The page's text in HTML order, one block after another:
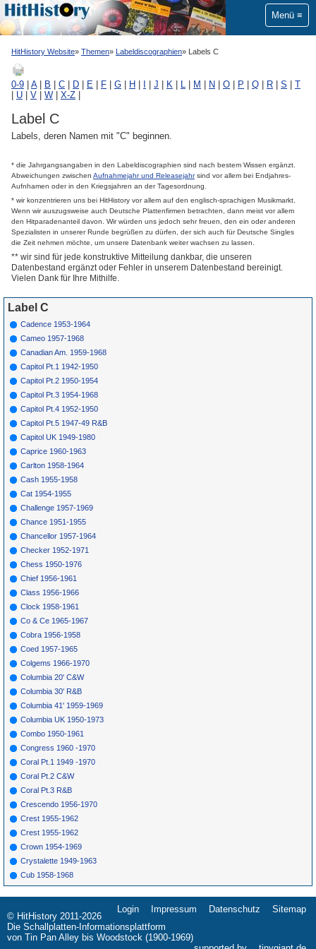
Menü
HitHistory Website Themen Labeldiscographien Labels C
0-9 A| B C D E F G H J K L M N O P Q R S
T
U V W X-Z
Label C
Labels, deren Namen mit "C" beginnen.
* die Jahrgangsangaben in den Labeldiscographien sind nach bestem Wissen ergänzt.
Abweichungen zwischen Aufnahmejahr und Releasejahrsind vor allem bei Endjahres-
Aufnhamen oder in den Kriegsjahren an der Tagesordnung.
* wir konzentrieren uns bei HitHistory vor allem auf den englisch-sprachigen Musikmarkt.
Wenn wir auszugsweise auch Deutsche Plattenfirmen betrachten, dann meist vor allem
den Hitparadenanteil davon. Wir würden uns jedoch sehr freuen, den ein oder anderen
Spezialisten in unserer Runde begrüßen zu dürfen, der sich auch für Deutsche Singles
die Zeit nehmen möchte, um unsere Datenbank weiter wachsen zu lassen.
** wir sind für jede konstruktive Mitteilung dankbar, die unseren
Datenbestand ergänzt oder Fehler in unserem Datenbestand bereinigt.
Vielen Dank für Ihre Mithilfe.
Label C
Cadence 1953-1964
Cameo 1957-1968
Canadian Am. 1959-1968
Capitol Pt.1 1942-1950
Capitol Pt.2 1950-1954
Capitol Pt.3 1954-1968
Capitol Pt.4 1952-1950
Capitol Pt.5 1947-49 R&B
Capitol UK 1949-1980
Caprice 1960-1963
Carlton 1958-1964
Cash 1955-1958
Cat 1954-1955
Challenge 1957-1969
Chance 1951-1955
Chancellor 1957-1964
Checker 1952-1971
Chess 1950-1976
Chief 1956-1961
Class 1956-1966
Clock 1958-1961
Co & Ce 1965-1967
Cobra 1956-1958
Coed 1957-1965
Colgems 1966-1970
Columbia 20' C&W
Columbia 30' R&B
Columbia 41' 1959-1969
Columbia UK 1950-1973
Combo 1950-1961
Congress 1960 -1970
Coral Pt.1 1949 -1970
Coral Pt.2 C&W
Coral Pt.3 R&B
Crescendo 1956-1970
Crest 1955-1962
Crest 1955-1962
Crown 1954-1969
Crystalette 1949-1963
Cub 1958-1968
Navigation
überspringen
Login Impressum Datenschutz Sitemap
© HitHistory 2011-2026
Die Schallplatten-Informationsplattform
von Tin Pan Alley bis Woodstock (1900-1969)